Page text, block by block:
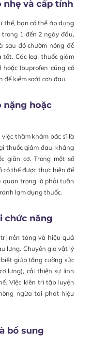
và cấp tính
thế, bạn có thể áp dụng
1 đến 2 ngày đầu,
sau đó chườm nóng để
Các loại thuốc giảm
Ibuprofen cũng có
kiểm soát cơn đau.
nặng hoặc
thăm khám bác sĩ là
thuốc giảm đau, kháng
giãn cơ. Trong một số
có thể được thực hiện để
quan trọng là phải tuân
lạm dụng thuốc.
chức năng
nền tảng và hiệu quả
lưng. Chuyên gia vật lý
giúp tăng cường sức
lưng), cải thiện sự linh
Việc kiên trì tập luyện
ngừa tái phát hiệu
bổ sung